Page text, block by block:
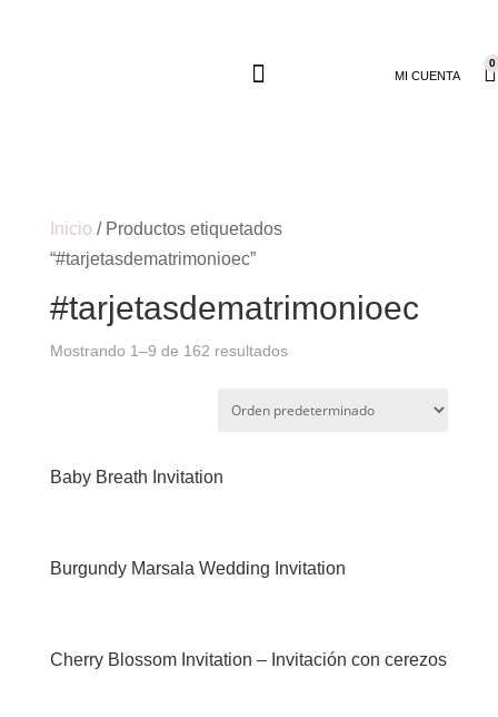
MI CUENTA
0
Inicio / Productos etiquetados
“#tarjetasdematrimonioec”
#tarjetasdematrimonioec
Mostrando 1–9 de 162 resultados
Baby Breath Invitation
Burgundy Marsala Wedding Invitation
Cherry Blossom Invitation – Invitación con cerezos